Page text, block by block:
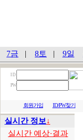
7금 | 8토 | 9일
I D
PW
회원가입 ID/PW찾기
실시간 정보↓
실시간 예상·결과